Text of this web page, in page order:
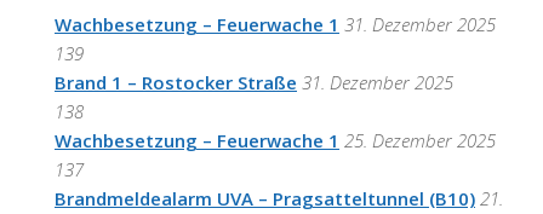
Wachbesetzung – Feuerwache 1 31. Dezember 2025
139
Brand 1 – Rostocker Straße 31. Dezember 2025
138
Wachbesetzung – Feuerwache 1 25. Dezember 2025
137
Brandmeldealarm UVA – Pragsatteltunnel (B10) 21.